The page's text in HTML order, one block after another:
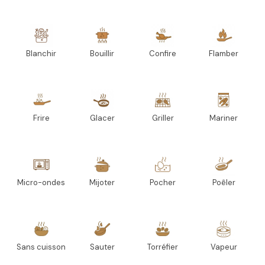
Blanchir Bouillir Confire Flamber
Frire Glacer Griller Mariner
Micro-ondes Mijoter Pocher Poêler
Sans cuisson Sauter Torréfier Vapeur